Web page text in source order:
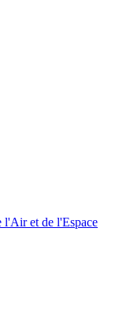
l'Air et de l'Espace